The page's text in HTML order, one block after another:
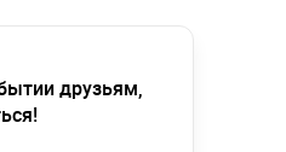
друзьям,